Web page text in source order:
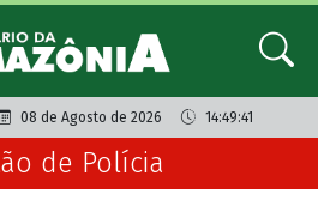
08 de Agosto de 2026 14:49:41
de Polícia